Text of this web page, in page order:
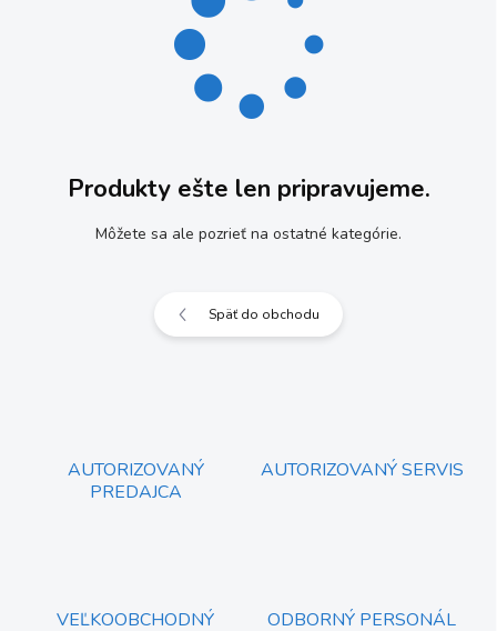
Produkty ešte len pripravujeme.
Môžete sa ale pozrieť na ostatné kategórie.
Späť do obchodu
AUTORIZOVANÝ
PREDAJCA
AUTORIZOVANÝ SERVIS
VEĽKOOBCHODNÝ
ODBORNÝ PERSONÁL